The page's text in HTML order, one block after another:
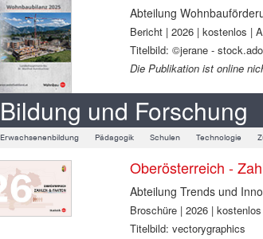
Abteilung
Bericht | 2026 | kostenlos |
Titelbild: ©jerane -
Die Publikation ist online
Bildung und Forschung
Erwachsenenbildung Pädagogik Schulen Technologie
Oberösterreich -
Abteilung Trends und
Broschüre | 2026 | kostenlos
Titelbild: vectorygraphics